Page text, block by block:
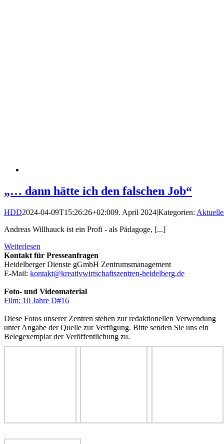
„… dann hätte ich den falschen Job“
HDD2024-04-09T15:26:26+02:009. April 2024|Kategorien:
Andreas Willhauck ist ein Profi - als Pädagoge, [...]
Weiterlesen
Kontakt für Presseanfragen
Heidelberger Dienste gGmbH Zentrumsmanagement
E-Mail: kontakt@kreativwirtschaftszentren-heidelberg.de
Foto- und Videomaterial
Film: 10 Jahre D#16
Diese Fotos unserer Zentren stehen zur redaktionellen Verwendung
unter Angabe der Quelle zur Verfügung. Bitte senden Sie uns ein
Belegexemplar der Veröffentlichung zu.